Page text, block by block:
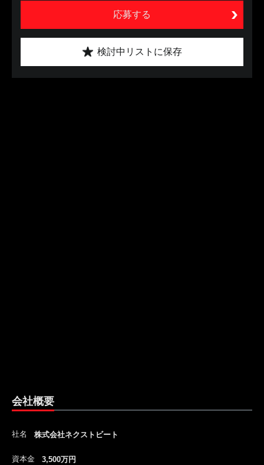
応募する
検討中リストに保存
会社概要
社名 株式会社ネクストビート
資本金 3,500万円